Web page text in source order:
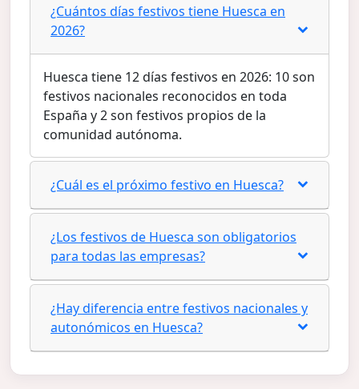
¿Cuántos días festivos tiene Huesca en
2026?
Huesca tiene 12 días festivos en 2026: 10 son
festivos nacionales reconocidos en toda
España y 2 son festivos propios de la
comunidad autónoma.
¿Cuál es el próximo festivo en Huesca?
¿Los festivos de Huesca son obligatorios
para todas las empresas?
¿Hay diferencia entre festivos nacionales y
autonómicos en Huesca?